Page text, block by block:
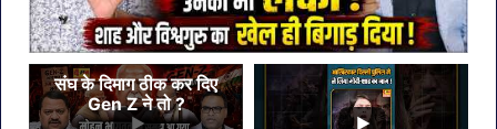
संघ के दिमाग ठीक कर दिए
Gen Z ने तो ?